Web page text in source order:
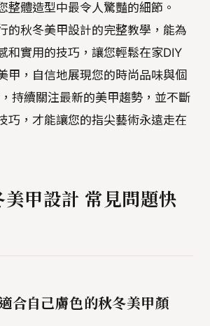
整體造型中最令人驚豔的細節。
的秋冬美甲設計的完整教學，能為
和實用的技巧，讓您輕鬆在家DIY
甲，自信地展現您的時尚品味與個
持續關注最新的美甲趨勢，並不斷
巧，才能讓您的指尖藝術永遠走在
甲設計 常見問題快
合自己膚色的秋冬美甲顏